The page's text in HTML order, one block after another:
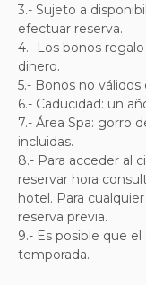
3.- Sujeto a
efectuar reserva.
4.- Los bonos
dinero.
5.- Bonos no
6.- Caducidad: un
7.- Área Spa: gorro
incluidas.
8.- Para acceder al
reservar hora
hotel. Para
reserva previa.
9.- Es posible que
temporada.